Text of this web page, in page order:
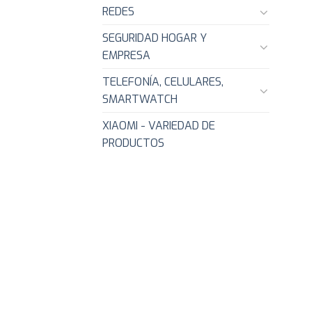
REDES
SEGURIDAD HOGAR Y
EMPRESA
TELEFONÍA, CELULARES,
SMARTWATCH
XIAOMI - VARIEDAD DE
PRODUCTOS